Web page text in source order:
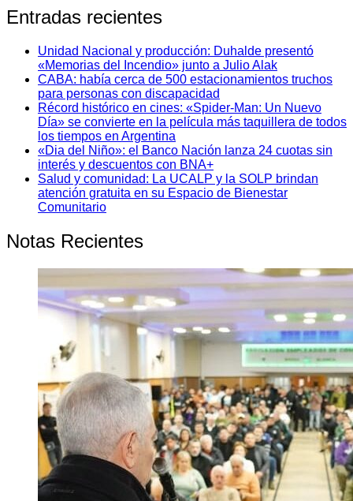
Entradas recientes
Unidad Nacional y producción: Duhalde presentó
«Memorias del Incendio» junto a Julio Alak
CABA: había cerca de 500 estacionamientos truchos
para personas con discapacidad
Récord histórico en cines: «Spider-Man: Un Nuevo
Día» se convierte en la película más taquillera de todos
los tiempos en Argentina
«Dia del Niño»: el Banco Nación lanza 24 cuotas sin
interés y descuentos con BNA+
Salud y comunidad: La UCALP y la SOLP brindan
atención gratuita en su Espacio de Bienestar
Comunitario
Notas Recientes